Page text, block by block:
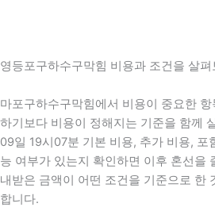
영등포구하수구막힘 비용과 조건을 살펴
마포구하수구막힘에서 비용이 중요한
하기보다 비용이 정해지는 기준을 함께
09일 19시07분 기본 비용, 추가 비용, 포
능 여부가 있는지 확인하면 이후 혼선을
내받은 금액이 어떤 조건을 기준으로 한
합니다.